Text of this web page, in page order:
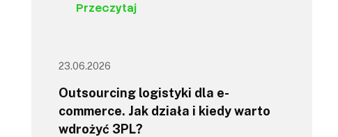
Przeczytaj
23.06.2026
Outsourcing logistyki dla e-
commerce. Jak działa i kiedy warto
wdrożyć 3PL?